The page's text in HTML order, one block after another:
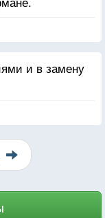
и в замену